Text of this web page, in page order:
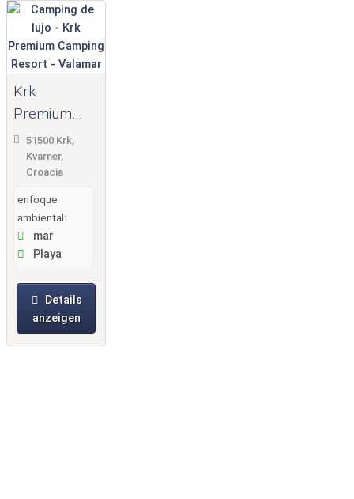
Krk
Premium
Camping
Resort -
Valamar
51500 Krk,
Kvarner,
Croacia
enfoque
ambiental:
mar
Playa
Details
anzeigen